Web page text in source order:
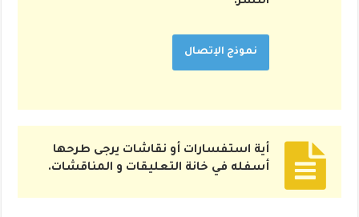
نموذج الإتصال
أية استفسارات أو نقاشات يرجى طرحها
أسفله في خانة التعليقات و المناقشات.